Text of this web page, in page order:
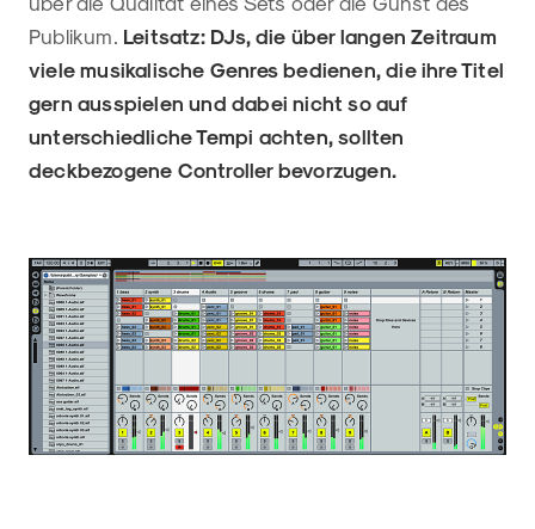
Publikum. Leitsatz: DJs, die über langen Zeitraum
viele musikalische Genres bedienen, die ihre Titel
gern ausspielen und dabei nicht so auf
unterschiedliche Tempi achten, sollten
deckbezogene Controller bevorzugen.